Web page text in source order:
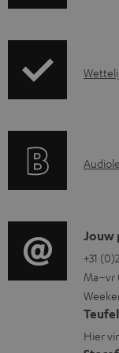
l
d
u
m
e
n
t
G
n
e
i
n
f
o
A
i
o
g
l
o
C
o
n
t
a
Jouw
+31
Ma–vr
Hier